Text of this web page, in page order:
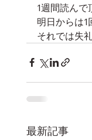
1週間読んで
明日からは1
それでは失
最新記事